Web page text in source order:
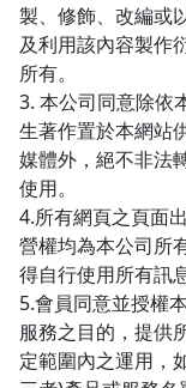
製、修飾、改編或
及利用該內容製作
所有。
3. 本公司同意除依
生著作置於本網站
媒體外，絕不非法
使用。
4.所有網頁之頁面
營權均為本公司所
得自行使用所有訊息
5.會員同意並授權
服務之目的，提供
定範圍內之運用，